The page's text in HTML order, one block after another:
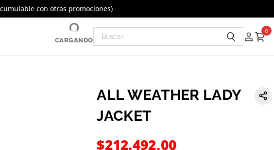
con otras promociones)
CARGANDO
Buscar 0
ALL WEATHER LADY
JACKET
$212.492,00